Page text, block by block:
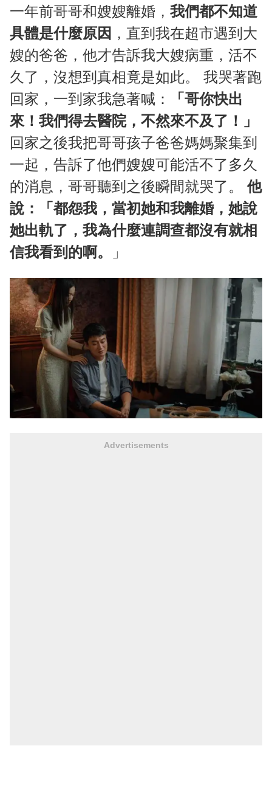
一年前哥哥和嫂嫂離婚， 我們都不知道
具體是什麼原因 ，直到我在超市遇到大
嫂的爸爸，他才告訴我大嫂病重，活不
久了，沒想到真相竟是如此。 我哭著跑
回家，一到家我急著喊：
「哥你快出
來！我們得去醫院，不然來不及了！」
回家之後我把哥哥孩子爸爸媽媽聚集到
一起，告訴了他們嫂嫂可能活不了多久
的消息，哥哥聽到之後瞬間就哭了。他
說：「都怨我，當初她和我離婚，她說
她出軌了，我為什麼連調查都沒有就相
信我看到的啊。
」
Advertisements